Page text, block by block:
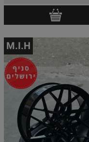
M.I.H